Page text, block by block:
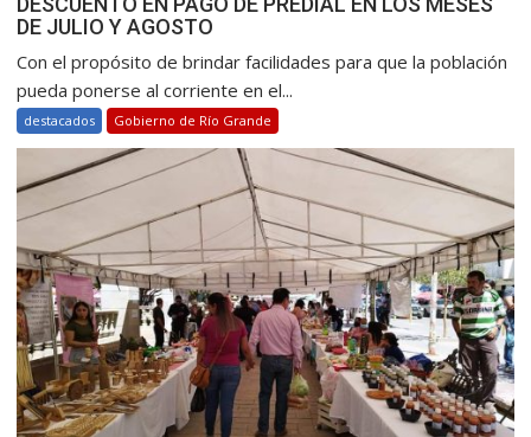
DE JULIO Y AGOSTO
Con el propósito de brindar facilidades para que la población
pueda ponerse al corriente en el...
destacados Gobierno de Río Grande